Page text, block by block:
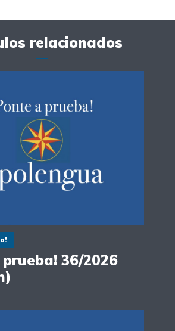
relacionados
prueba! 36/2026